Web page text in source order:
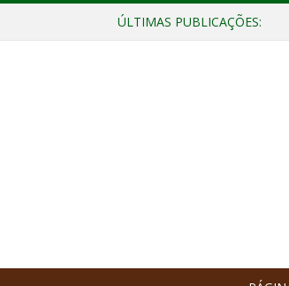
ÚLTIMAS PUBLICAÇÕES: